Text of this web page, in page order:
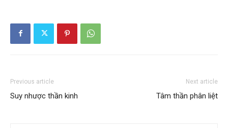
Previous article
Suy nhược thần kinh
Next article
Tâm thần phân liệt